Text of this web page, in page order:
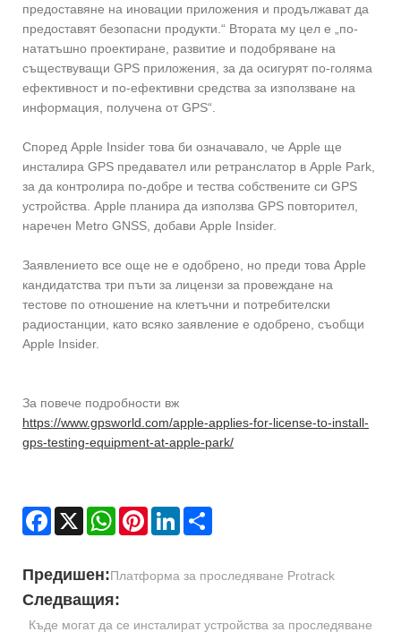
предоставяне на иновации приложения и продължават да
предоставят безопасни продукти.“ Втората му цел е „по-
нататъшно проектиране, развитие и подобряване на
съществуващи GPS приложения, за да осигурят по-голяма
ефективност и по-ефективни средства за използване на
информация, получена от GPS“.
Според Apple Insider това би означавало, че Apple ще
инсталира GPS предавател или ретранслатор в Apple Park,
за да контролира по-добре и тества собствените си GPS
устройства. Apple планира да използва GPS повторител,
наречен Metro GNSS, добави Apple Insider.
Заявлението все още не е одобрено, но преди това Apple
кандидатства три пъти за лицензи за провеждане на
тестове по отношение на клетъчни и потребителски
радиостанции, като всяко заявление е одобрено, съобщи
Apple Insider.
За повече подробности вж
https://www.gpsworld.com/apple-applies-for-license-to-install-
gps-testing-equipment-at-apple-park/
Facebook
X WhatsAppPinterestLinkedIn
Предишен:Платформа за проследяване Protrack
Следващия:
Къде могат да се инсталират устройства за проследяване